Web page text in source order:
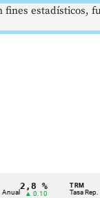
2,8 %
▲ 0.10 Tasa Rep.